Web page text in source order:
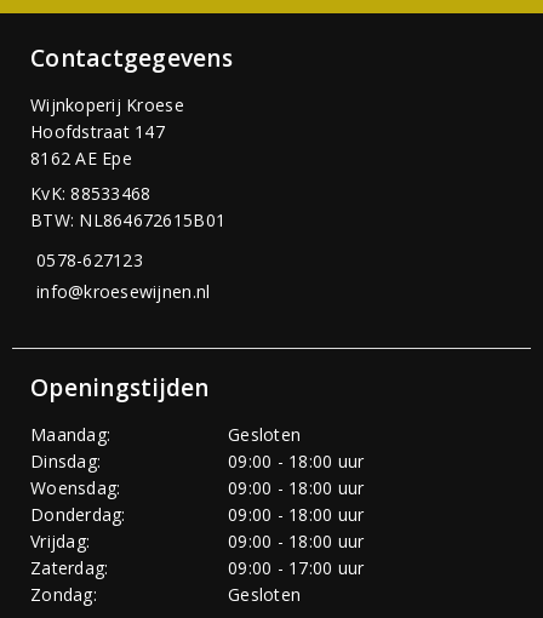
Contactgegevens
Wijnkoperij Kroese
Hoofdstraat 147
8162 AE Epe
KvK: 88533468
BTW: NL864672615B01
0578-627123
info@kroesewijnen.nl
Openingstijden
Maandag:
Gesloten
Dinsdag:
09:00 - 18:00 uur
Woensdag:
09:00 - 18:00 uur
Donderdag:
09:00 - 18:00 uur
Vrijdag:
09:00 - 18:00 uur
Zaterdag:
09:00 - 17:00 uur
Zondag:
Gesloten